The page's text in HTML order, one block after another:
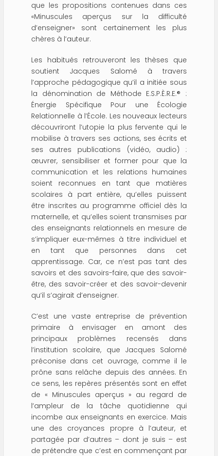
que les propositions contenues dans ces
«Minuscules aperçus sur la difficulté
d’enseigner» sont certainement les plus
chères à l’auteur.
Les habitués retrouveront les thèses que
soutient Jacques Salomé à travers
l’approche pédagogique qu’il a initiée sous
la dénomination de Méthode E.S.P.È.R.E.® :
Énergie Spécifique Pour une Écologie
Relationnelle à l’École. Les nouveaux lecteurs
découvriront l’utopie la plus fervente qui le
mobilise à travers ses actions, ses écrits et
ses autres publications (vidéo, audio) :
œuvrer, sensibiliser et former pour que la
communication et les relations humaines
soient reconnues en tant que matières
scolaires à part entière, qu’elles puissent
être inscrites au programme officiel dès la
maternelle, et qu’elles soient transmises par
des enseignants relationnels en mesure de
s’impliquer eux-mêmes à titre individuel et
en tant que personnes dans cet
apprentissage. Car, ce n’est pas tant des
savoirs et des savoirs-faire, que des savoir-
être, des savoir-créer et des savoir-devenir
qu’il s’agirait d’enseigner.
C’est une vaste entreprise de prévention
primaire à envisager en amont des
principaux problèmes recensés dans
l’institution scolaire, que Jacques Salomé
préconise dans cet ouvrage, comme il le
prône sans relâche depuis des années. En
ce sens, les repères présentés sont en effet
de « Minuscules aperçus » au regard de
l’ampleur de la tâche quotidienne qui
incombe aux enseignants en exercice. Mais
une des croyances propre à l’auteur, et
partagée par d’autres – dont je suis – est
de prétendre que c’est en commençant par